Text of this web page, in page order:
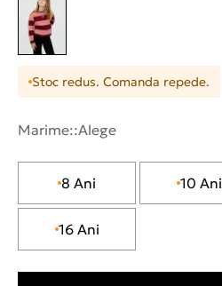
Stoc redus. Comanda repede.
Marime::Alege
8 Ani 10 Ani
16 Ani